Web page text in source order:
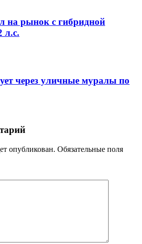
на рынок с гибридной
л.с.
через уличные муралы по
опубликован. Обязательные поля